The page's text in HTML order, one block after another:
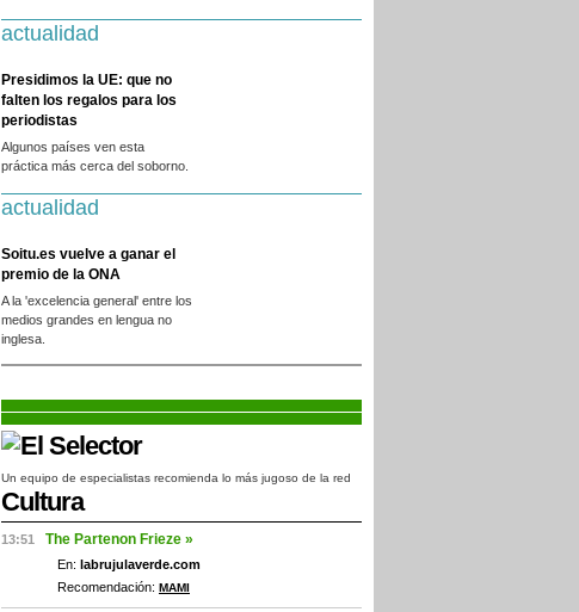
actualidad
Presidimos la UE: que no
falten los regalos para los
periodistas
Algunos países ven esta
práctica más cerca del soborno.
actualidad
Soitu.es vuelve a ganar el
premio de la ONA
A la 'excelencia general' entre los
medios grandes en lengua no
inglesa.
Un equipo de especialistas recomienda lo más jugoso de la red
Cultura
13:51 The Partenon Frieze »
En: labrujulaverde.com
Recomendación: MAMI